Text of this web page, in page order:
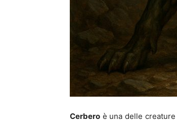
Cerbero è una delle